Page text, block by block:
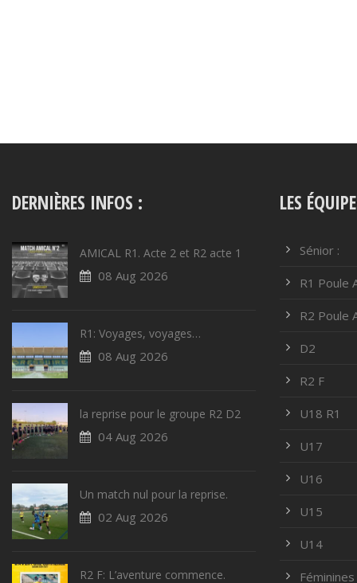
DERNIÈRES INFOS :
AMICAL R1. Acte 2 et R2 acte 1
08 Aug 2026
R1: Voyages, voyages…
08 Aug 2026
la reprise pour le groupe R2 D2
04 Aug 2026
Un match nul pour la reprise.
02 Aug 2026
R2 F: L’aventure commence.
LES
Sénior :
R1 Poule
R2 Poule
D2
R2 F
U18 R1
U17
U16
U15
U14